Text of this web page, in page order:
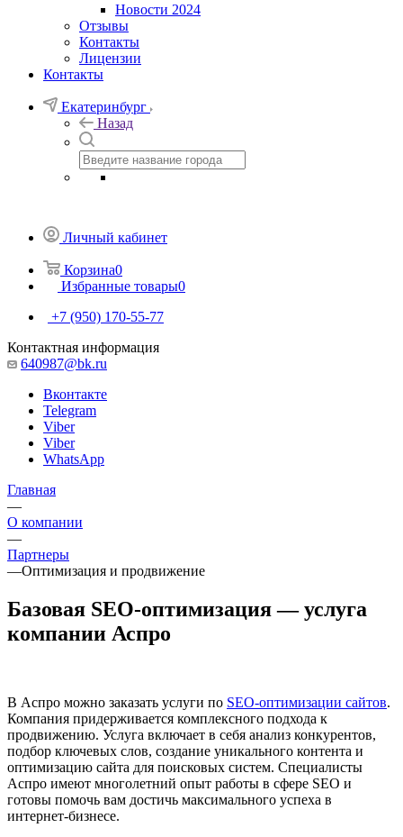
Новости 2024
Отзывы
Контакты
Лицензии
Контакты
Екатеринбург
Назад
Личный кабинет
Корзина0
Избранные товары0
+7 (950) 170-55-77
Контактная информация
640987@bk.ru
Вконтакте
Telegram
Viber
Viber
WhatsApp
Главная
—
О компании
—
Партнеры
—Оптимизация и продвижение
Базовая SEO-оптимизация — услуга
компании Аспро
В Аспро можно заказать услуги по SEO-оптимизации сайтов.
Компания придерживается комплексного подхода к
продвижению. Услуга включает в себя анализ конкурентов,
подбор ключевых слов, создание уникального контента и
оптимизацию сайта для поисковых систем. Специалисты
Аспро имеют многолетний опыт работы в сфере SEO и
готовы помочь вам достичь максимального успеха в
интернет-бизнесе.